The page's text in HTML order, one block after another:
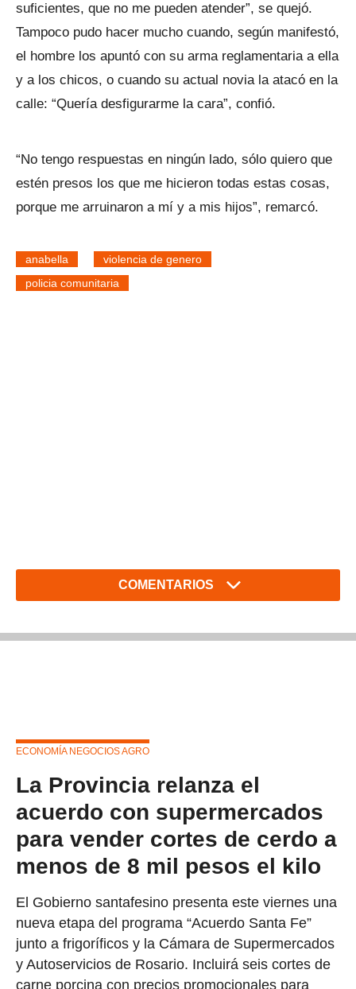
suficientes, que no me pueden atender”, se quejó.
Tampoco pudo hacer mucho cuando, según manifestó,
el hombre los apuntó con su arma reglamentaria a ella
y a los chicos, o cuando su actual novia la atacó en la
calle: “Quería desfigurarme la cara”, confió.
“No tengo respuestas en ningún lado, sólo quiero que
estén presos los que me hicieron todas estas cosas,
porque me arruinaron a mí y a mis hijos”, remarcó.
anabella
violencia de genero
policia comunitaria
COMENTARIOS